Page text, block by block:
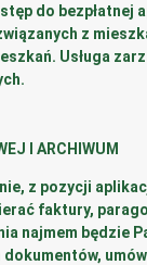
do
z
Usługa
I ARCHIWUM
z pozycji
faktury,
najmem będzie